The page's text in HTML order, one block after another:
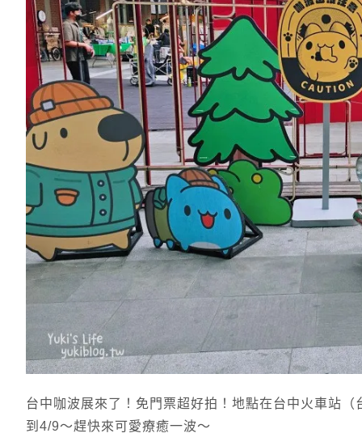
台中咖波展來了！免門票超好拍！地點在台中火車站
到4/9～趕快來可愛療癒一波～